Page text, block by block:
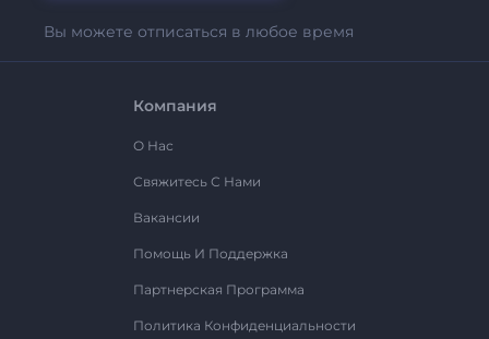
Вы можете отписаться в любое время
Компания
О Нас
Свяжитесь С Нами
Вакансии
Помощь И Поддержка
Партнерская Программа
Политика Конфиденциальности